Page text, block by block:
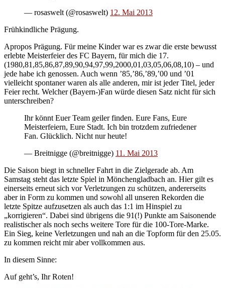
— rosaswelt (@rosaswelt) 12. Mai 2013
Frühkindliche Prägung.
Apropos Prägung. Für meine Kinder war es zwar die erste bewusst
erlebte Meisterfeier des FC Bayern, für mich die 17.
(1980,81,85,86,87,89,90,94,97,99,2000,01,03,05,06,08,10) – und
jede habe ich genossen. Auch wenn ’85,’86,’89,’00 und ’01
vielleicht spontaner waren als alle anderen, mir ist jeder Titel, jeder
Feier recht. Welcher (Bayern-)Fan würde diesen Satz nicht für sich
unterschreiben?
Ihr könnt Euer Team geiler finden. Eure Fans, Eure
Meisterfeiern, Eure Stadt. Ich bin trotzdem zufriedener
Fan. Glücklich. Nicht nur heute!
— Breitnigge (@breitnigge) 11. Mai 2013
Die Saison biegt in schneller Fahrt in die Zielgerade ab. Am
Samstag steht das letzte Spiel in Mönchengladbach an. Hier gilt es
einerseits erneut sich vor Verletzungen zu schützen, andererseits
aber in Form zu kommen und sowohl all unseren Rekorden die
letzte Spitze aufzusetzen als auch das 1:1 im Hinspiel zu
„korrigieren“. Dabei sind übrigens die 91(!) Punkte am Saisonende
realistischer als noch sechs weitere Tore für die 100-Tore-Marke.
Ein Sieg, keine Verletzungen und nah an die Topform für den 25.05.
zu kommen reicht mir aber vollkommen aus.
In diesem Sinne:
Auf geht’s, Ihr Roten!